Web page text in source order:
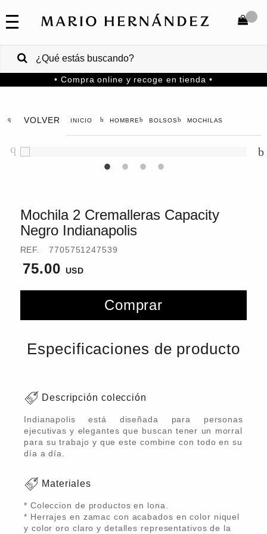
COLECCIONES
VENTAS
CORPORATIVAS
Venezuela
COMPRAR
• Compra online y recoge en tienda •
VOLVER HOMBRE BOLSOS MOCHILAS
Mochila 2 Cremalleras Capacity
Negro Indianapolis
REF. 7705751247539
75.00
Comprar
Especificaciones de producto
Descripción colección
Indianapolis está diseñada para personas
ejecutivas y elegantes que buscan tener un morral
para su trabajo y que este combine con todo en su
día a día.
Materiales
* Coleccion de productos en lona.
* Herrajes en zamac con acabados en color niquel
y color oro claro y detalles representativos de la